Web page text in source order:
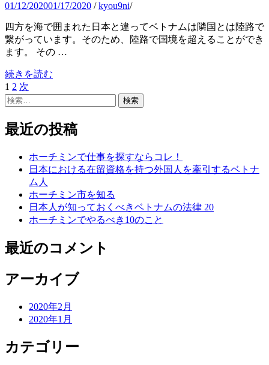
01/12/202001/17/2020 /kyou9ni/
四方を海で囲まれた日本と違ってベトナムは隣国とは陸路で
繋がっています。そのため、陸路で国境を超えることができ
ます。 その …
続きを読む
投
稿
ナ
ン
固
定
ー
ジ
1 固
定
ー
ジ
2 次
検
最近の投稿
ホーチミンで仕事を探すならコレ！
日本における在留資格を持つ外国人を牽引するベトナ
ム人
ホーチミン市を知る
日本人が知っておくべきベトナムの法律 20
ホーチミンでやるべき10のこと
最近のコメント
アーカイブ
2020年2月
2020年1月
カテゴリー